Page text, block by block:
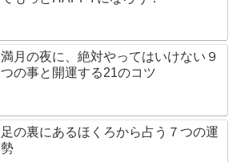
満月の夜に、絶対やってはいけない９
つの事と開運する21のコツ
足の裏にあるほくろから占う７つの運
勢